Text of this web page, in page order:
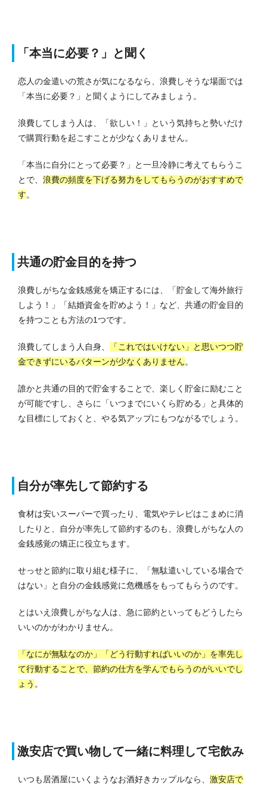
「本当に必要？」と聞く
恋人の金遣いの荒さが気になるなら、浪費しそうな場面では
「本当に必要？」と聞くようにしてみましょう。
浪費してしまう人は、「欲しい！」という気持ちと勢いだけ
で購買行動を起こすことが少なくありません。
「本当に自分にとって必要？」と一旦冷静に考えてもらうこ
とで、 浪費の頻度を下げる努力をしてもらうのがおすすめで
す。
共通の貯金目的を持つ
浪費しがちな金銭感覚を矯正するには、「貯金して海外旅行
しよう！」「結婚資金を貯めよう！」など、共通の貯金目的
を持つことも方法の1つです。
浪費してしまう人自身、
「これではいけない」と思いつつ貯
金できずにいるパターンが少なくありません。
誰かと共通の目的で貯金することで、楽しく貯金に励むこと
が可能ですし、さらに「いつまでにいくら貯める」と具体的
な目標にしておくと、やる気アップにもつながるでしょう。
自分が率先して節約する
食材は安いスーパーで買ったり、電気やテレビはこまめに消
したりと、自分が率先して節約するのも、浪費しがちな人の
金銭感覚の矯正に役立ちます。
せっせと節約に取り組む様子に、「無駄遣いしている場合で
はない」と自分の金銭感覚に危機感をもってもらうのです。
とはいえ浪費しがちな人は、急に節約といってもどうしたら
いいのかがわかりません。
「なにが無駄なのか」「どう行動すればいいのか」を率先し
て行動することで、節約の仕方を学んでもらうのがいいでし
ょう 。
激安店で買い物して一緒に料理して宅飲み
いつも居酒屋にいくようなお酒好きカップルなら、 激安店で